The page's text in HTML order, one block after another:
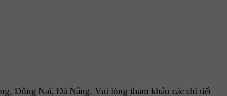
Đồng Nai, Đà Nẵng. Vui lòng tham khảo các chi tiết